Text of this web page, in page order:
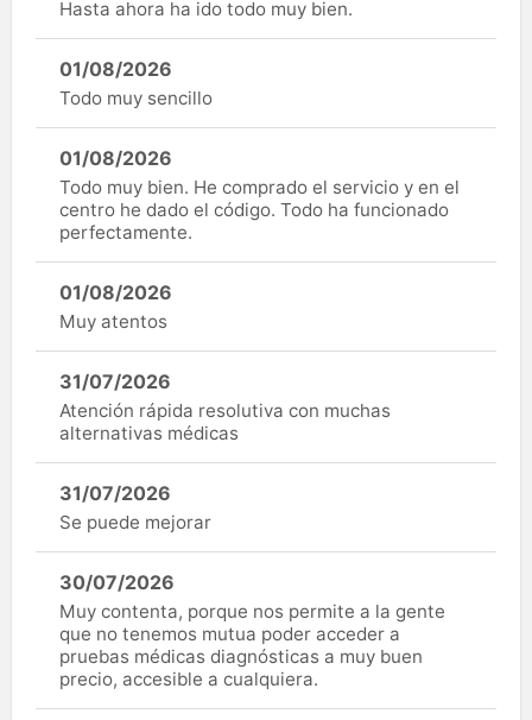
Hasta ahora ha ido todo muy bien.
01/08/2026
Todo muy sencillo
01/08/2026
Todo muy bien. He comprado el servicio y en el
centro he dado el código. Todo ha funcionado
perfectamente.
01/08/2026
Muy atentos
31/07/2026
Atención rápida resolutiva con muchas
alternativas médicas
31/07/2026
Se puede mejorar
30/07/2026
Muy contenta, porque nos permite a la gente
que no tenemos mutua poder acceder a
pruebas médicas diagnósticas a muy buen
precio, accesible a cualquiera.